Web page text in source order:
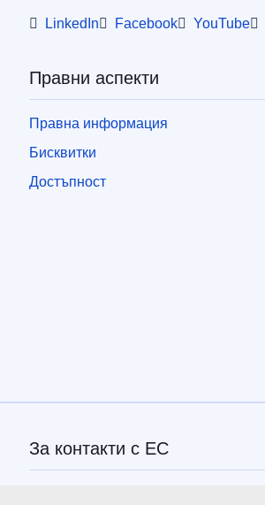
LinkedIn Facebook YouTube
Правни аспекти
Правна информация
Бисквитки
Достъпност
За контакти с ЕС